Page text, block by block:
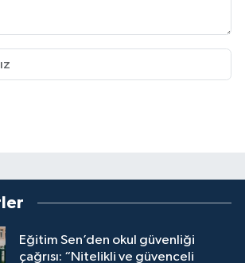
Eğitim Sen’den okul güvenliği
çağrısı: “Nitelikli ve güvenceli